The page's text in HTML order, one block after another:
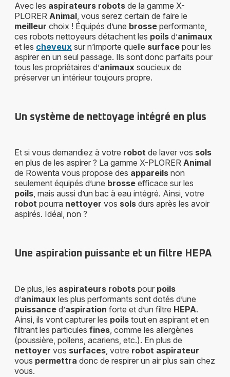
Avec les aspirateurs robots de la gamme X-
PLORER Animal, vous serez certain de faire le
meilleur choix ! Équipés d’une brosse performante,
ces robots nettoyeurs détachent les poils d’animaux
et les cheveux sur n’importe quelle surface pour les
aspirer en un seul passage. Ils sont donc parfaits pour
tous les propriétaires d’animaux soucieux de
préserver un intérieur toujours propre.
Un système de nettoyage intégré en plus
Et si vous demandiez à votre robot de laver vos sols
en plus de les aspirer ? La gamme X-PLORER Animal
de Rowenta vous propose des appareils non
seulement équipés d’une brosse efficace sur les
poils, mais aussi d’un bac à eau intégré. Ainsi, votre
robot pourra nettoyer vos sols durs après les avoir
aspirés. Idéal, non ?
Une aspiration puissante et un filtre HEPA
De plus, les aspirateurs robots pour poils
d’animaux les plus performants sont dotés d’une
puissance d’aspiration forte et d’un filtre HEPA.
Ainsi, ils vont capturer les poils tout en aspirant et en
filtrant les particules fines, comme les allergènes
(poussière, pollens, acariens, etc.). En plus de
nettoyer vos surfaces, votre robot aspirateur
vous permettra donc de respirer un air plus sain chez
vous.